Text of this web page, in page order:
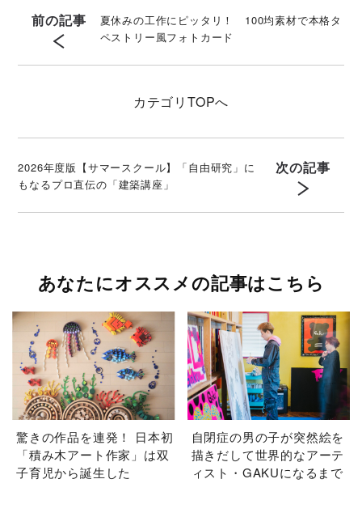
前の記事
夏休みの工作にピッタリ！ 100均素材で本格タ
ペストリー風フォトカード
カテゴリ TOPへ
2026年度版【サマースクール】「自由研究」に
もなるプロ直伝の「建築講座」
次の記事
あなたにオススメの記事はこちら
驚きの作品を連発！ 日本初
「積み木アート作家」は双
子育児から誕生した
自閉症の男の子が突然絵を
描きだして世界的なアーテ
ィスト・GAKUになるまで